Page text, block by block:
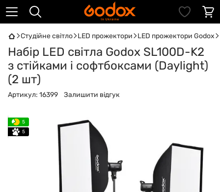
Студійне світло LED прожектори LED прожектори Godox
Набір LED світла Godox SL100D-K2
з стійками і софтбоксами (Daylight)
(2 шт)
Артикул: 16399 Залишити відгук
5
5